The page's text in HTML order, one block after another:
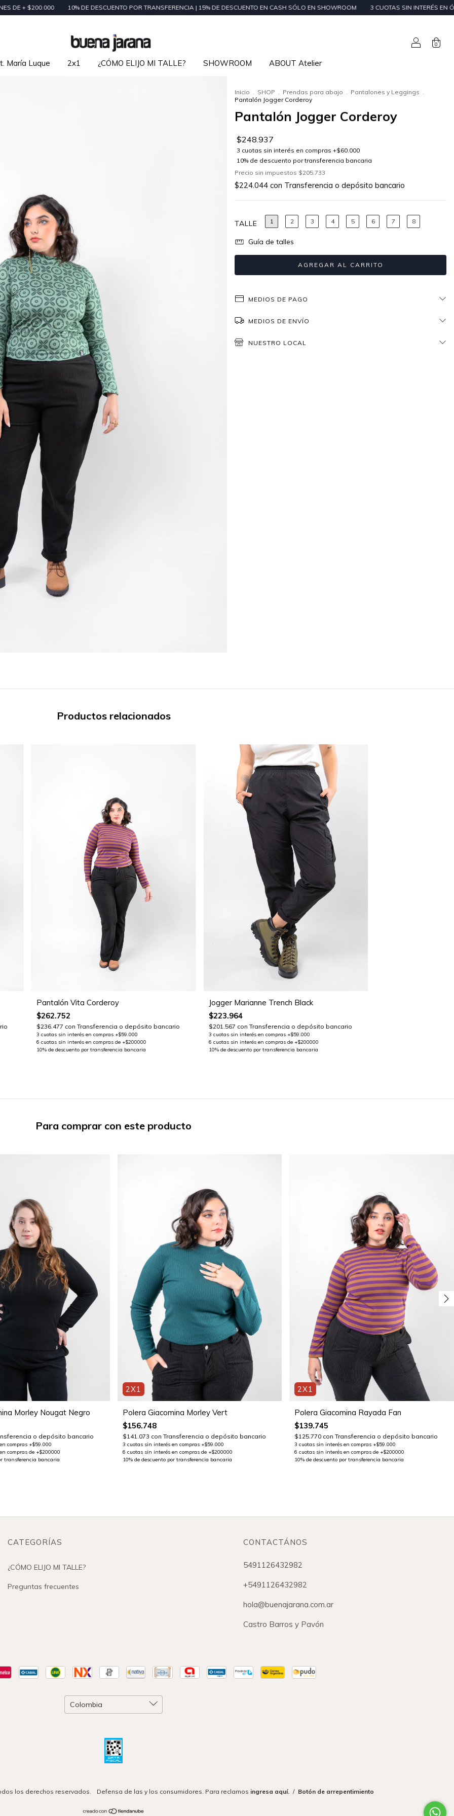
10% DE DESCUENTO POR TRANSFERENCIA | 15% DE DESCUENTO EN CASH SÓLO EN SHOWROOM 3 CUOTAS SIN INTERÉS EN ÓRDENES
0
María Luque 2x1 ¿CÓMO ELIJO MI TALLE? SHOWROOM ABOUT Atelier
Inicio . SHOP . Prendas para abajo . Pantalones y Leggings .
Pantalón Jogger Corderoy
Pantalón Jogger Corderoy
$248.937
Precio sin impuestos $205.733
$224.044 con Transferencia o depósito bancario
TALLE 1 2 3 4 5 6 7 8
Guía de talles
MEDIOS DE PAGO
MEDIOS DE ENVÍO
NUESTRO LOCAL
Productos relacionados
Pantalón Vita Corderoy
$262.752
$236.477 con Transferencia o depósito bancario
Jogger Marianne Trench Black
$223.964
$201.567 con Transferencia o depósito bancario
Para comprar con este producto
Morley Nougat Negro
o depósito bancario
2X1
Polera Giacomina Morley Vert
$156.748
$141.073 con Transferencia o depósito bancario
2X1
Polera Giacomina Rayada Fan
$139.745
$125.770 con Transferencia o depósito bancario
CATEGORÍAS
¿CÓMO ELIJO MI TALLE?
Preguntas frecuentes
CONTACTÁNOS
5491126432982
+5491126432982
hola@buenajarana.com.ar
Castro Barros y Pavón
los derechos reservados. Defensa de las y los consumidores. Para reclamos ingresa aquí. / Botón de arrepentimiento